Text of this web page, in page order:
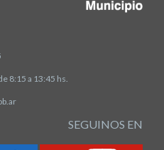
8:15 a 13:45 hs.
SEGUINOS EN